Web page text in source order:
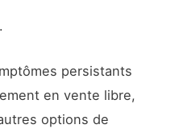
persistants
en vente libre,
options de